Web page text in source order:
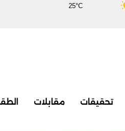
25°C
تحقيقات مقابلات